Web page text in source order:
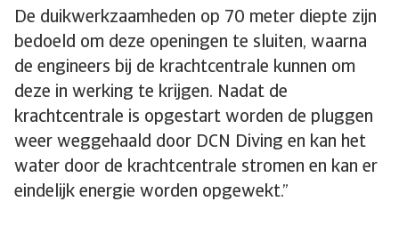
De duikwerkzaamheden op 70 meter diepte zijn
bedoeld om deze openingen te sluiten, waarna
de engineers bij de krachtcentrale kunnen om
deze in werking te krijgen. Nadat de
krachtcentrale is opgestart worden de pluggen
weer weggehaald door DCN Diving en kan het
water door de krachtcentrale stromen en kan er
eindelijk energie worden opgewekt.”